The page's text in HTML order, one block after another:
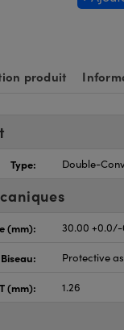
produit
Type: Double-
(mm): 30.00
Biseau: Protective
(mm): 1.26